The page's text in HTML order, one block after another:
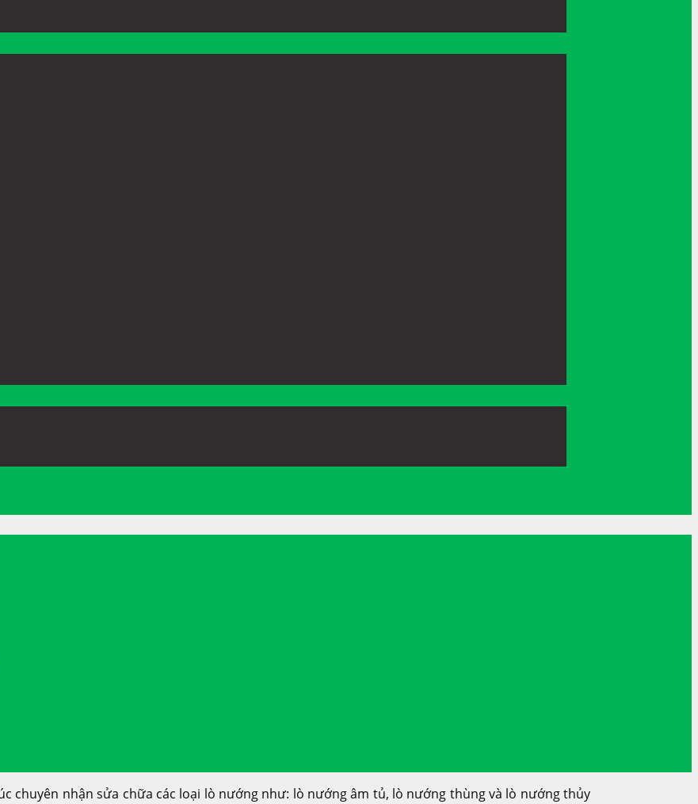
chuyên nhận sửa chữa các loại lò nướng như: lò nướng âm tủ, lò nướng thùng và lò nướng thủy